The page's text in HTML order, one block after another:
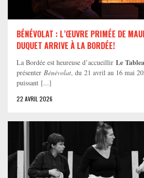
BÉNÉVOLAT : L’ŒUVRE PRIMÉE DE
DUQUET ARRIVE À LA BORDÉE!
La Bordée est heureuse d’accueillir Le
présenter Bénévolat, du 21 avril au 16 mai
puissant [...]
22 AVRIL 2026